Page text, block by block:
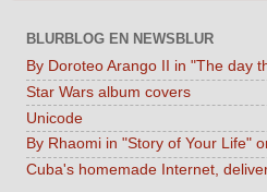
BLURBLOG EN NEWSBLUR
By Doroteo Arango II in "The day
Star Wars album covers
Unicode
By Rhaomi in "Story of Your Life"
Cuba's homemade Internet,